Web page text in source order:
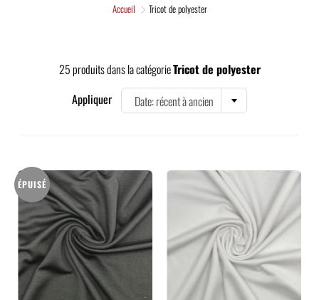
Accueil Tricot de polyester
25 produits dans la catégorieTricot de polyester
Appliquer
Date: récent à ancien
ÉPUISÉ